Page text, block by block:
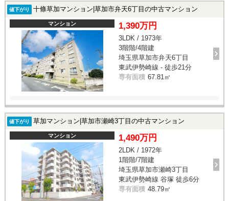
値下がり 十條草加マンション|草加市弁天6丁目の中古マンション
マンション 1,390万円
3LDK / 1973年
3階階/4階建
埼玉県草加市弁天6丁目
東武伊勢崎線 - 徒歩21分
専有面積 67.81㎡
値下がり 草加マンション|草加市瀬崎3丁目の中古マンション
マンション 1,490万円
2LDK / 1972年
1階階/7階建
埼玉県草加市瀬崎3丁目
東武伊勢崎線 谷塚 徒歩6分
専有面積 48.79㎡